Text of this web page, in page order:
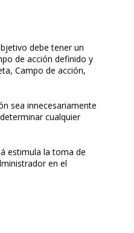
debe tener un
de acción definido y
Campo de acción,
sea innecesariamente
cualquier
estimula la toma de
en el